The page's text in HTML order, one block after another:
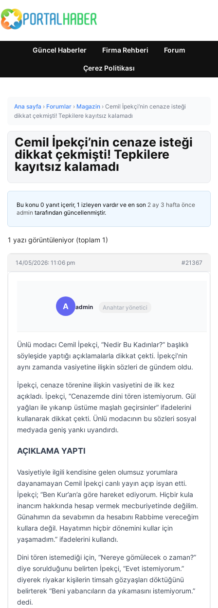
Güncel Haberler Firma Rehberi Forum
Çerez Politikası
Ana sayfa › Forumlar › Magazin › Cemil İpekçi’nin cenaze isteği
dikkat çekmişti! Tepkilere kayıtsız kalamadı
Cemil İpekçi’nin cenaze isteği
dikkat çekmişti! Tepkilere
kayıtsız kalamadı
Bu konu 0 yanıt içerir, 1 izleyen vardır ve en son 2 ay 3 hafta önce
admin tarafından güncellenmiştir.
1 yazı görüntüleniyor (toplam 1)
14/05/2026: 11:06 pm #21367
A admin Anahtar yönetici
Ünlü modacı Cemil İpekçi, “Nedir Bu Kadınlar?” başlıklı
söyleşide yaptığı açıklamalarla dikkat çekti. İpekçi’nin
aynı zamanda vasiyetine ilişkin sözleri de gündem oldu.
İpekçi, cenaze törenine ilişkin vasiyetini de ilk kez
açıkladı. İpekçi, “Cenazemde dini tören istemiyorum. Gül
yağları ile yıkanıp üstüme maşlah geçirsinler” ifadelerini
kullanarak dikkat çekti. Ünlü modacının bu sözleri sosyal
medyada geniş yankı uyandırdı.
AÇIKLAMA YAPTI
Vasiyetiyle ilgili kendisine gelen olumsuz yorumlara
dayanamayan Cemil İpekçi canlı yayın açıp isyan etti.
İpekçi; “Ben Kur’an’a göre hareket ediyorum. Hiçbir kula
inancım hakkında hesap vermek mecburiyetinde değilim.
Günahımın da sevabımın da hesabını Rabbime vereceğim
kullara değil. Hayatımın hiçbir dönemini kullar için
yaşamadım.” ifadelerini kullandı.
Dini tören istemediği için, “Nereye gömülecek o zaman?”
diye sorulduğunu belirten İpekçi, “Evet istemiyorum.”
diyerek riyakar kişilerin timsah gözyaşları döktüğünü
belirterek “Beni yabancıların da yıkamasını istemiyorum.”
dedi.